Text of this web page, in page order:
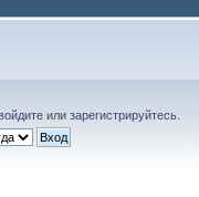
илизарегистрируйтесь